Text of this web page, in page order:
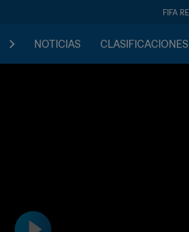
FIFA
NOTICIAS CLASIFICACIONES